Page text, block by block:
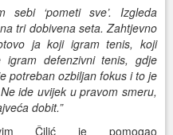
sebi ‘pometi sve’. Izgleda
tri dobivena seta. Zahtjevno
ja koji igram tenis, koji
defenzivni tenis, gdje
potreban ozbiljan fokus i to je
ide uvijek u pravom smeru,
dobit.”
Čilić je pomogao